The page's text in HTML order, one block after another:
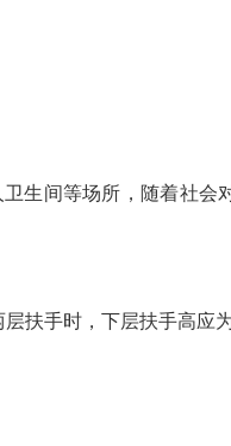
生间等场所，随着社
扶手时，下层扶手高应